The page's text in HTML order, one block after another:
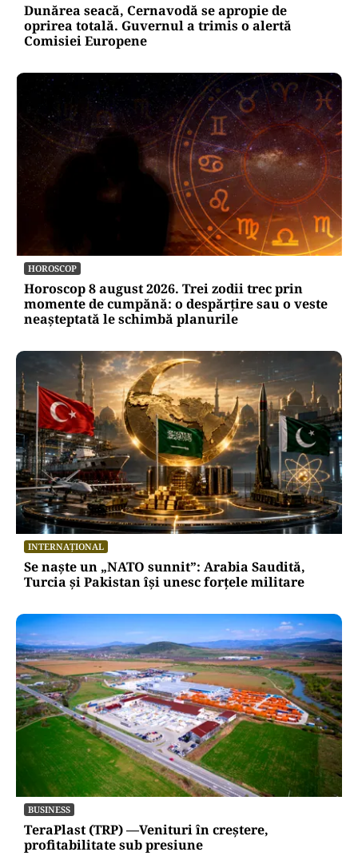
Dunărea seacă, Cernavodă se apropie de
oprirea totală. Guvernul a trimis o alertă
Comisiei Europene
HOROSCOP
Horoscop 8 august 2026. Trei zodii trec prin
momente de cumpănă: o despărțire sau o veste
neașteptată le schimbă planurile
INTERNAȚIONAL
Se naște un „NATO sunnit”: Arabia Saudită,
Turcia și Pakistan își unesc forțele militare
BUSINESS
TeraPlast (TRP) —Venituri în creștere,
profitabilitate sub presiune